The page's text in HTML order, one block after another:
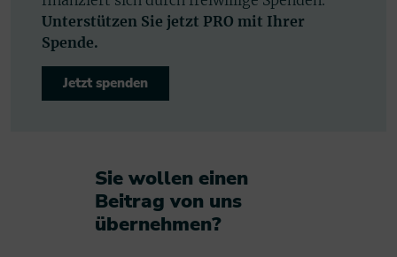
Unterstützen Sie jetzt PRO mit Ihrer
Spende.
Jetzt spenden
Sie wollen einen
Beitrag von uns
übernehmen?​